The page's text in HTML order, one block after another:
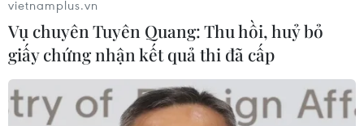
vietnamplus.vn
Vụ chuyên Tuyên Quang: Thu hồi, huỷ bỏ
giấy chứng nhận kết quả thi đã cấp